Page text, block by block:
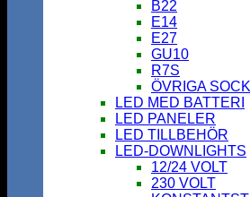
B22
E14
E27
GU10
R7S
ÖVRIGA
LED MED BATTERI
LED PANELER
LED TILLBEHÖR
LED-DOWNLIGHTS
12/24 VOLT
230 VOLT